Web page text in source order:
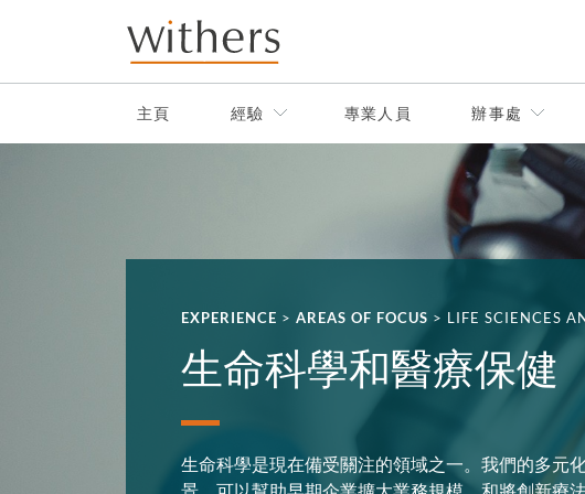
Skip to main content
主頁 經驗 專業人員 辦事處
EXPERIENCE > AREAS OF FOCUS > LIFE SCIENCES
生命科學和醫療保健
生命科學是現在備受關注的領域之一。我們的多元